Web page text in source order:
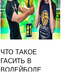
ЧТО ТАКОЕ
ГАСИТЬ В
ВОЛЕЙБОЛЕ